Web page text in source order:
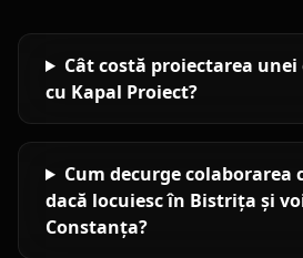
Cât costă proiectarea
cu Kapal Proiect?
Cum decurge colaborarea
dacă locuiesc în Bistrița și
Constanța?